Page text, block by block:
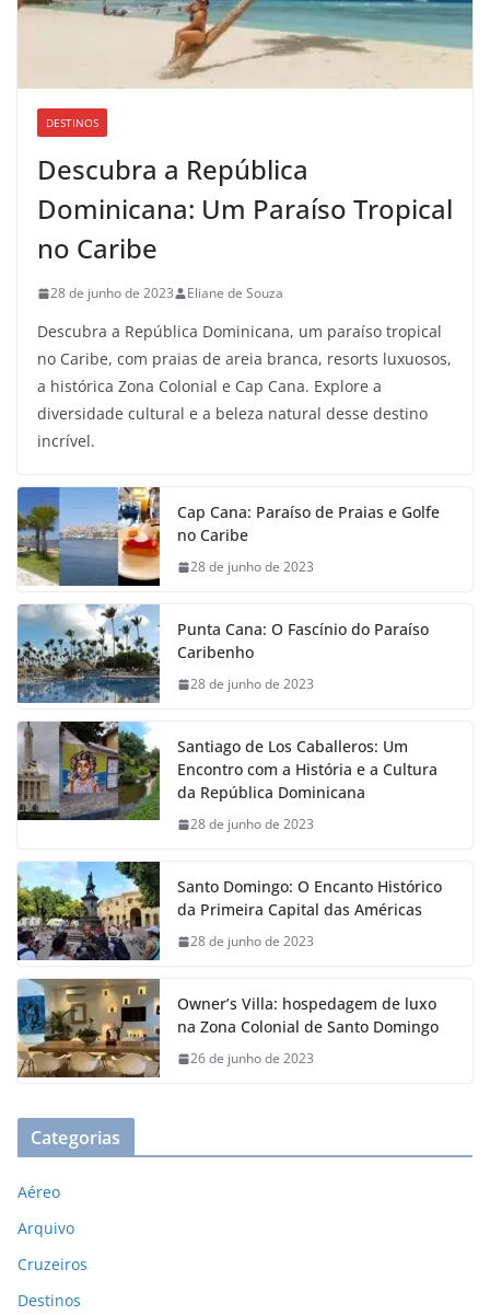
DESTINOS
Descubra a República
Dominicana: Um Paraíso Tropical
no Caribe
28 de junho de 2023 Eliane de Souza
Descubra a República Dominicana, um paraíso tropical
no Caribe, com praias de areia branca, resorts luxuosos,
a histórica Zona Colonial e Cap Cana. Explore a
diversidade cultural e a beleza natural desse destino
incrível.
Cap Cana: Paraíso de Praias e Golfe
no Caribe
28 de junho de 2023
Punta Cana: O Fascínio do Paraíso
Caribenho
28 de junho de 2023
Santiago de Los Caballeros: Um
Encontro com a História e a Cultura
da República Dominicana
28 de junho de 2023
Santo Domingo: O Encanto Histórico
da Primeira Capital das Américas
28 de junho de 2023
Owner’s Villa: hospedagem de luxo
na Zona Colonial de Santo Domingo
26 de junho de 2023
Categorias
Aéreo
Arquivo
Cruzeiros
Destinos